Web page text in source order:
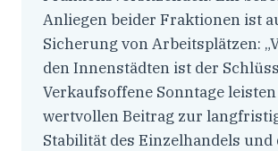
Anliegen beider Fraktionen ist
Sicherung von Arbeitsplätzen:
den Innenstädten ist der
Verkaufsoffene Sonntage
wertvollen Beitrag zur
Stabilität des Einzelhandels